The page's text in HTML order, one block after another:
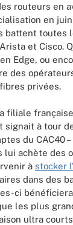
routeurs en
en
battent toutes
et Cisco.
Edge, ou
des
privées.
filiale
signait à tour
du CAC40
lui achète des
à stocker
dans des
ci
les plus
ultra